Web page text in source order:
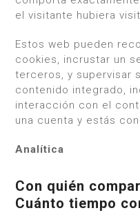
el visitante hubiera
Estos web pueden
cookies, incrustar un
terceros, y supervisar
contenido integrado,
interacción con el
una cuenta y estás
Analítica
Con quién
Cuánto tiempo